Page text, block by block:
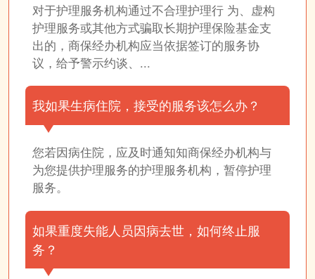
对于护理服务机构通过不合理护理行 为、虚构
护理服务或其他方式骗取长期护理保险基金支
出的，商保经办机构应当依据签订的服务协
议，给予警示约谈、...
我如果生病住院，接受的服务该怎么办？
您若因病住院，应及时通知知商保经办机构与
为您提供护理服务的护理服务机构，暂停护理
服务。
如果重度失能人员因病去世，如何终止服
务？